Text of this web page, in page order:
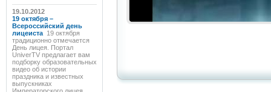
19.10.2012
19 октября –
Всероссийский день
лицеиста 19 октября
традиционно отмечается
День лицея. Портал
UniverTV предлагает вам
подборку образовательных
видео об истории
праздника и известных
выпускниках